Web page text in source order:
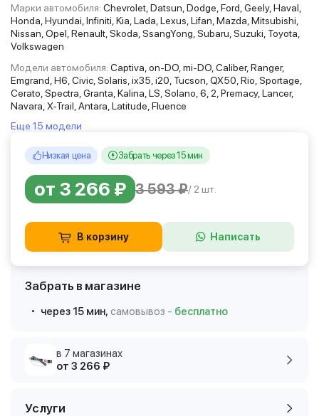
Марки автомобиля: Chevrolet, Datsun, Dodge, Ford, Geely, Haval,
Honda, Hyundai, Infiniti, Kia, Lada, Lexus, Lifan, Mazda, Mitsubishi,
Nissan, Opel, Renault, Skoda, SsangYong, Subaru, Suzuki, Toyota,
Volkswagen
Модели автомобиля: Captiva, on-DO, mi-DO, Caliber, Ranger,
Emgrand, H6, Civic, Solaris, ix35, i20, Tucson, QX50, Rio, Sportage,
Cerato, Spectra, Granta, Kalina, LS, Solano, 6, 2, Premacy, Lancer,
Navara, X-Trail, Antara, Latitude, Fluence
Еще 15 модели
Низкая цена Забрать через 15 мин
от 3 266 ₽ 3 593 ₽/ 2 шт.
В корзину Написать
Забрать в магазине
через 15 мин, самовывоз - бесплатно
в 7 магазинах
от 3 266 ₽
Услуги